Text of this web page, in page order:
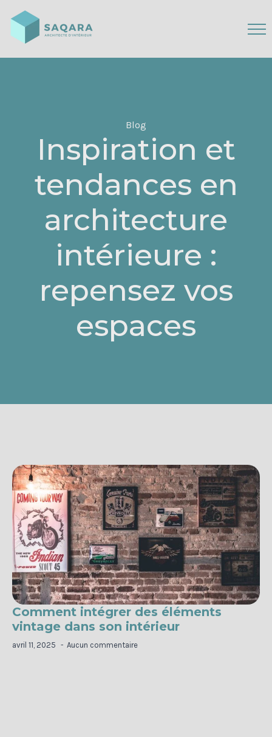
Blog
Inspiration et
tendances en
architecture
intérieure :
repensez vos
espaces
Comment intégrer des éléments
vintage dans son intérieur
avril 11, 2025 Aucun commentaire